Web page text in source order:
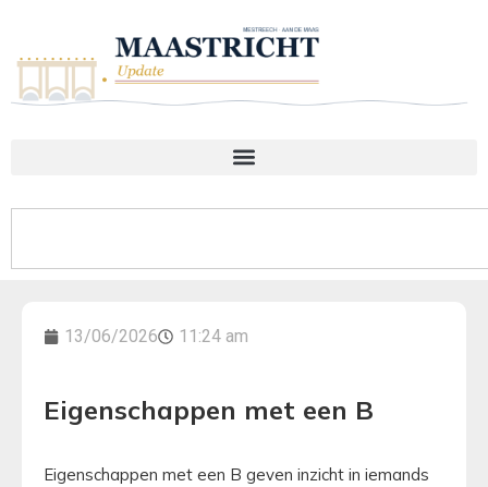
13/06/2026 11:24 am
Eigenschappen met een B
Eigenschappen met een B geven inzicht in iemands